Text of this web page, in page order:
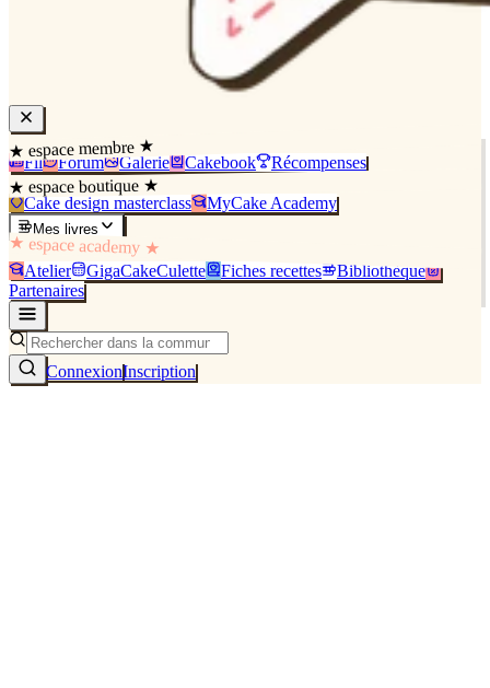
★ espace membre ★
Fil Forum Galerie Cakebook Récompenses
★ espace boutique ★
Cake design masterclass MyCake Academy
Mes livres
★ espace academy ★
Atelier GigaCakeCulette Fiches recettes
Bibliothèque
Partenaires
ConnexionInscription